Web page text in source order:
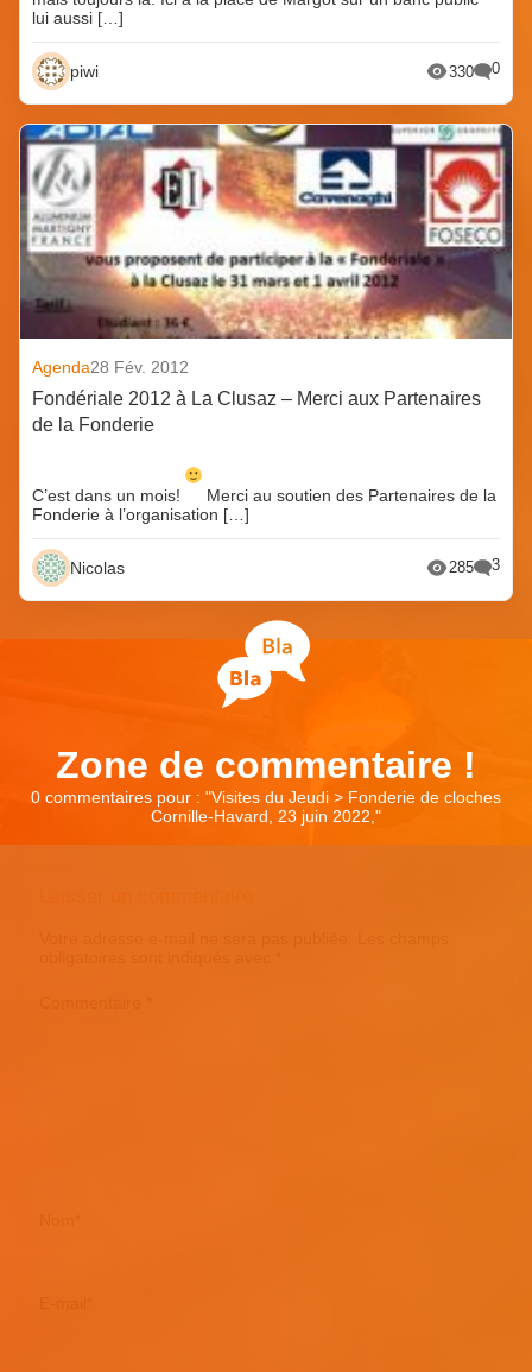
lui aussi […]
piwi 330 0
Agenda28 Fév. 2012
Fondériale 2012 à La Clusaz – Merci aux Partenaires
de la Fonderie
C’est dans un mois!
Merci au soutien des Partenaires de la
Fonderie à l’organisation […]
Nicolas 285 3
Zone de commentaire !
0 commentaires pour : "Visites du Jeudi > Fonderie de cloches
Cornille-Havard, 23 juin 2022, "